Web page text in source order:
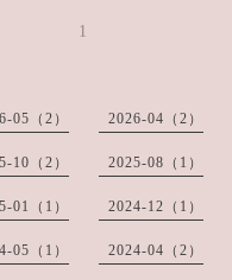
1
05（2） 2026-04（2）
10（2） 2025-08（1）
01（1） 2024-12（1）
05（1） 2024-04（2）